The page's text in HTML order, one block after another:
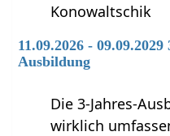
Konowaltschik
11.09.2026 -
Ausbildung
Die 3-Jahres-
wirklich